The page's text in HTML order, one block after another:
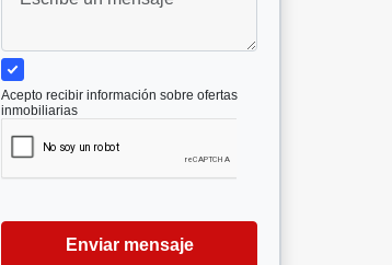
Acepto recibir información sobre ofertas
inmobiliarias
Enviar mensaje